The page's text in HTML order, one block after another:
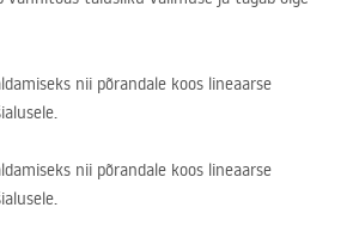
nii põrandale koos lineaarse
nii põrandale koos lineaarse